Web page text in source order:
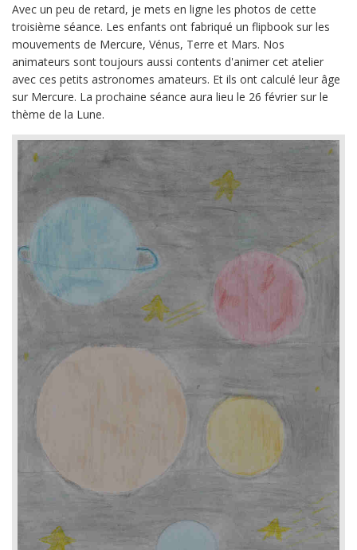
Avec un peu de retard, je mets en ligne les photos de cette
troisième séance. Les enfants ont fabriqué un flipbook sur les
mouvements de Mercure, Vénus, Terre et Mars. Nos
animateurs sont toujours aussi contents d'animer cet atelier
avec ces petits astronomes amateurs. Et ils ont calculé leur âge
sur Mercure. La prochaine séance aura lieu le 26 février sur le
thème de la Lune.